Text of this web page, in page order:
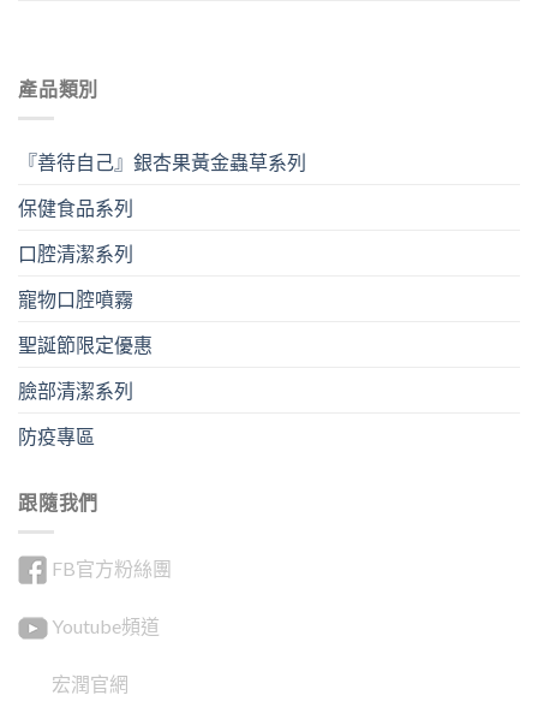
產品類別
『善待自己』銀杏果黃金蟲草系列
保健食品系列
口腔清潔系列
寵物口腔噴霧
聖誕節限定優惠
臉部清潔系列
防疫專區
跟隨我們
FB官方粉絲團
Youtube頻道
宏潤官網